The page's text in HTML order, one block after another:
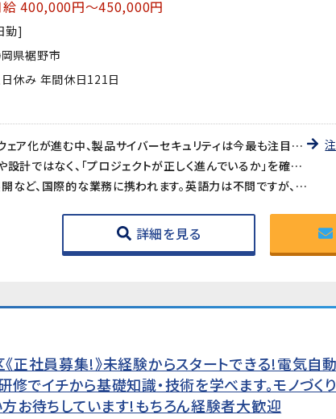
給 400,000円～450,000円
勤]
県裾野市
休み 年間休日121日
《自動車業界で急成長中の分野に携われる》クルマのソフトウェア化が進む中、製品サイバーセキュリティは今最も注目される技術領域のひとつ。業界の最前線で、将来性の高い専門知識を身につけることができます。
《開発全体を見渡す上流工程のポジション》プログラム開発や設計ではなく、「プロジェクトが正しく進んでいるか」を確認・調整する推進役。PMOやプロジェクトリーダーを目指したい方に最適な環境です。
《グローバルな経験が積める》海外拠点との連携やルール展開など、国際的な業務に携われます。英語力は不問ですが、グローバルな視点を持った仕事を経験したい方にぴったりです。
詳細を見る
正社員募集!》未経験からスタートできる!電気自
修でイチから基礎知識・技術を学べます。モノづく
お待ちしています!もちろん経験者大歓迎